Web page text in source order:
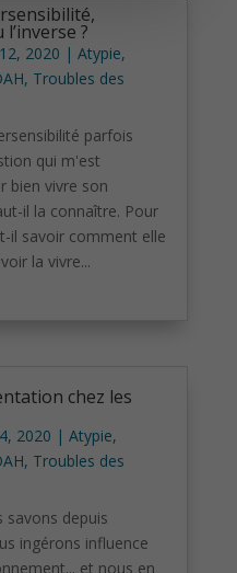
?
2020 | Atypie,
, Troubles des
parfois
qui m'est
bien vivre son
il la connaître. Pour
il savoir comment elle
la vivre...
chez les
2020 | Atypie,
, Troubles des
depuis
ingérons influence
et nous en